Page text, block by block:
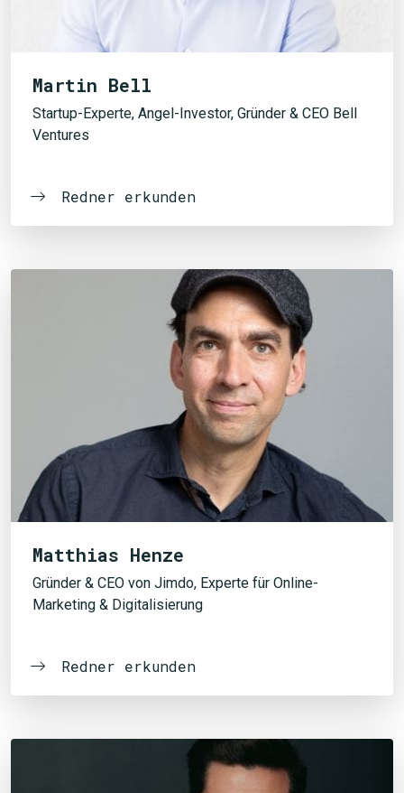
Martin Bell
Startup-Experte, Angel-Investor, Gründer & CEO Bell
Ventures
Redner erkunden
Matthias Henze
Gründer & CEO von Jimdo, Experte für Online-
Marketing & Digitalisierung
Redner erkunden